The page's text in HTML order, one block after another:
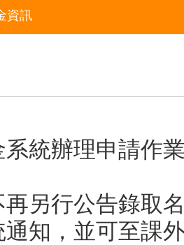
資訊
統辦理申請作
另行公告錄取名
知，並可至課